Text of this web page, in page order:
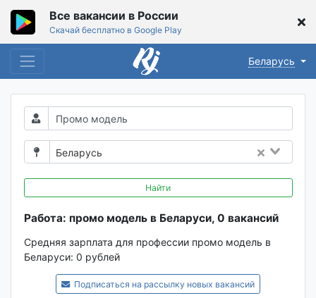
Все вакансии в России
Скачай бесплатно в Google Play
Беларусь
Беларусь
Найти
Работа: промо модель в Беларуси, 0 вакансий
Средняя зарплата для профессии промо модель в
Беларуси: 0 рублей
Подписаться на рассылку новых вакансий